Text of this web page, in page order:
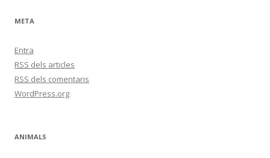
META
Entra
RSS dels articles
RSS dels comentaris
WordPress.org
ANIMALS